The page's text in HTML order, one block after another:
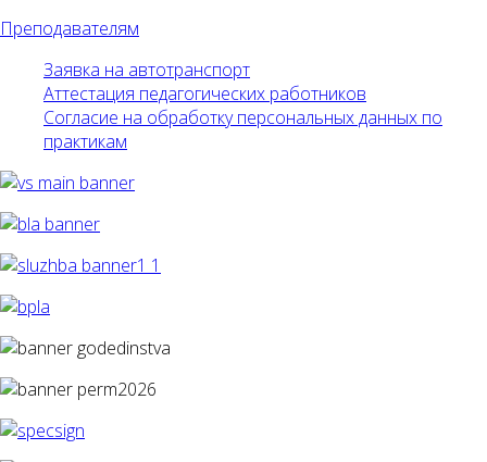
Преподавателям
Заявка на автотранспорт
Аттестация педагогических работников
Согласие на обработку персональных данных по
практикам